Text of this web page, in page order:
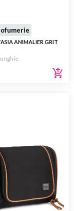
ANIMALIER GRIT